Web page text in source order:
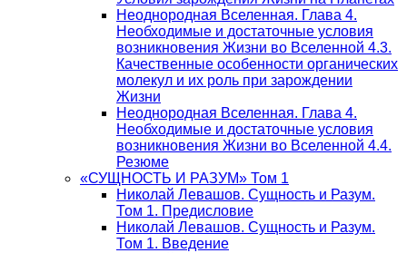
Неоднородная Вселенная. Глава 4.
Необходимые и достаточные условия
возникновения Жизни во Вселенной 4.3.
Качественные особенности органических
молекул и их роль при зарождении
Жизни
Неоднородная Вселенная. Глава 4.
Необходимые и достаточные условия
возникновения Жизни во Вселенной 4.4.
Резюме
«СУЩНОСТЬ И РАЗУМ» Том 1
Николай Левашов. Сущность и Разум.
Том 1. Предисловие
Николай Левашов. Сущность и Разум.
Том 1. Введение